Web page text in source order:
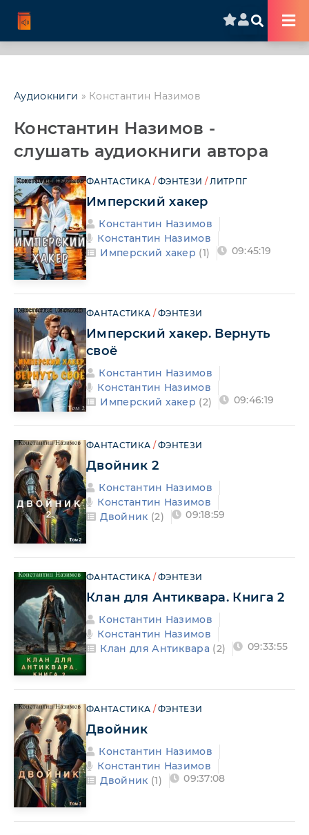
Аудиокниги » Константин Назимов
Константин Назимов -
слушать аудиокниги автора
ФАНТАСТИКА /ФЭНТЕЗИ /ЛИТРПГ
Имперский хакер
Константин Назимов
Константин Назимов
Имперский хакер (1) 09:45:19
ФАНТАСТИКА /ФЭНТЕЗИ
Имперский хакер. Вернуть
своё
Константин Назимов
Константин Назимов
Имперский хакер (2) 09:46:19
ФАНТАСТИКА /ФЭНТЕЗИ
Двойник 2
Константин Назимов
Константин Назимов
Двойник (2) 09:18:59
ФАНТАСТИКА /ФЭНТЕЗИ
Клан для Антиквара. Книга 2
Константин Назимов
Константин Назимов
Клан для Антиквара (2) 09:33:55
ФАНТАСТИКА /ФЭНТЕЗИ
Двойник
Константин Назимов
Константин Назимов
Двойник (1) 09:37:08